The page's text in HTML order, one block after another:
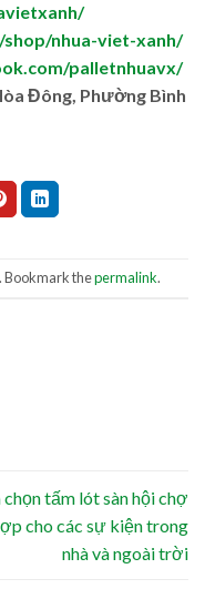
nhua-viet-xanh/
palletnhuavx/
Đông, Phường Bình
Bookmark thepermalink.
chọn tấm lót sàn hội chợ
cho các sự kiện trong
nhà và ngoài trời